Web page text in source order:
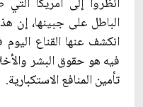
الباطل على جبينها، إن
انكشف عنها القناع
فيه هو حقوق البشر
تأمين المنافع الاستكبارية.